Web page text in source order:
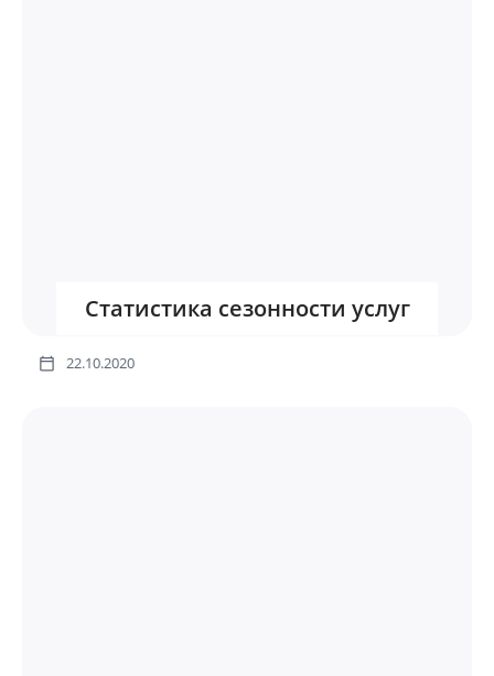
Статистика сезонности услуг
22.10.2020